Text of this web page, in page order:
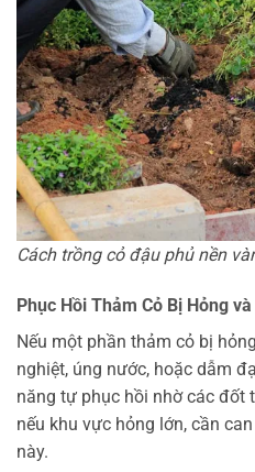
Cách trồng cỏ đậu phủ nền
Phục Hồi Thảm Cỏ Bị Hỏng
Nếu một phần thảm cỏ bị
nghiệt, úng nước, hoặc dẫm
năng tự phục hồi nhờ các đốt
nếu khu vực hỏng lớn, cần
này.